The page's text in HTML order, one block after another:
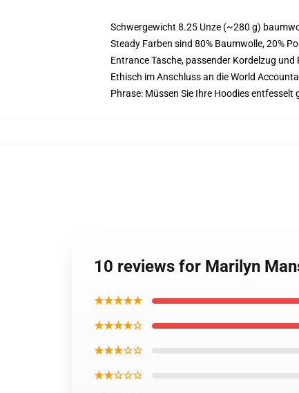
Schwergewicht 8.25 Unze (~280 g)
Steady Farben sind 80% Baumwolle, 20%
Entrance Tasche, passender Kordelzug
Ethisch im Anschluss an die World
Phrase: Müssen Sie Ihre Hoodies entfesselt
10 reviews for Marilyn
★★★★★
★★★★☆
★★★☆☆
★★☆☆☆